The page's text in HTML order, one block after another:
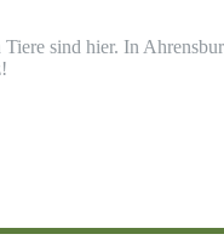
sind hier. In